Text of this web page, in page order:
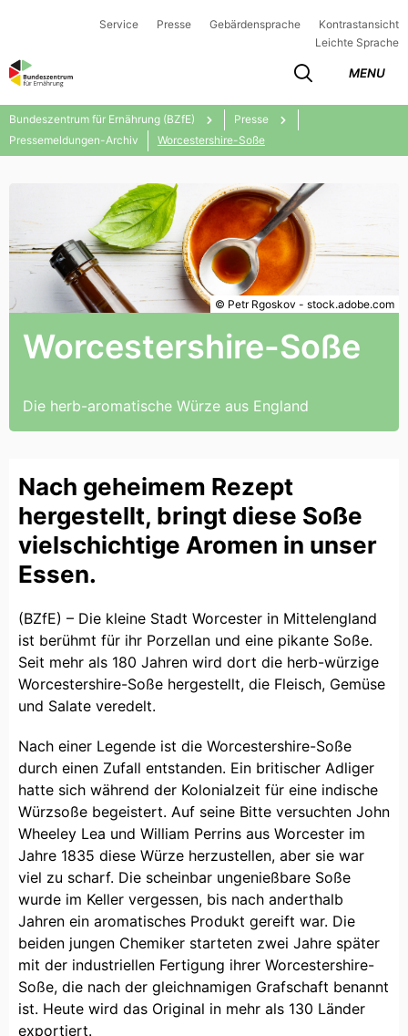
Service Presse Gebärdensprache
Kontrastansicht
Leichte Sprache
MENU
Bundeszentrum für Ernährung (BZfE)
Presse
Pressemeldungen-Archiv
Worcestershire-Soße
Worcestershire-Soße
Die herb-aromatische Würze aus England
© Petr Rgoskov - stock.adobe.com
Nach geheimem Rezept
hergestellt, bringt diese Soße
vielschichtige Aromen in unser
Essen.
(BZfE) – Die kleine Stadt Worcester in Mittelengland
ist berühmt für ihr Porzellan und eine pikante Soße.
Seit mehr als 180 Jahren wird dort die herb-würzige
Worcestershire-Soße hergestellt, die Fleisch, Gemüse
und Salate veredelt.
Nach einer Legende ist die Worcestershire-Soße
durch einen Zufall entstanden. Ein britischer Adliger
hatte sich während der Kolonialzeit für eine indische
Würzsoße begeistert. Auf seine Bitte versuchten John
Wheeley Lea und William Perrins aus Worcester im
Jahre 1835 diese Würze herzustellen, aber sie war
viel zu scharf. Die scheinbar ungenießbare Soße
wurde im Keller vergessen, bis nach anderthalb
Jahren ein aromatisches Produkt gereift war. Die
beiden jungen Chemiker starteten zwei Jahre später
mit der industriellen Fertigung ihrer Worcestershire-
Soße, die nach der gleichnamigen Grafschaft benannt
ist. Heute wird das Original in mehr als 130 Länder
exportiert.